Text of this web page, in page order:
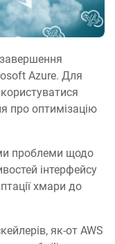
Azure. Для
про оптимізацію
проблеми щодо
інтерфейсу
хмари до
як-от AWS